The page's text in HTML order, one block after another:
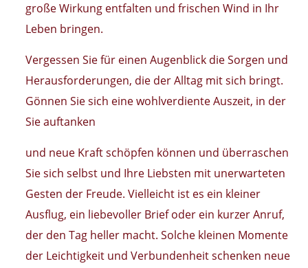
große Wirkung entfalten und frischen Wind in Ihr
Leben bringen.
Vergessen Sie für einen Augenblick die Sorgen und
Herausforderungen, die der Alltag mit sich bringt.
Gönnen Sie sich eine wohlverdiente Auszeit, in der
Sie auftanken
und neue Kraft schöpfen können und überraschen
Sie sich selbst und Ihre Liebsten mit unerwarteten
Gesten der Freude. Vielleicht ist es ein kleiner
Ausflug, ein liebevoller Brief oder ein kurzer Anruf,
der den Tag heller macht. Solche kleinen Momente
der Leichtigkeit und Verbundenheit schenken neue